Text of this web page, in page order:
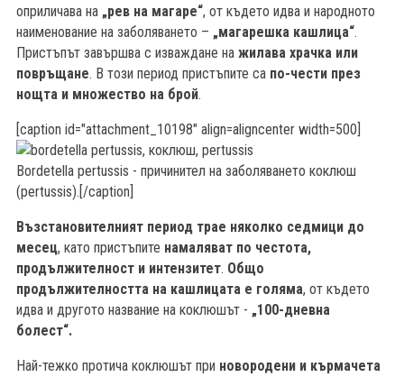
оприличава на „рев на магаре“, от където идва и народното
наименование на заболяването – „магарешка кашлица“.
Пристъпът завършва с изваждане на жилава храчка или
повръщане. В този период пристъпите са по-чести през
нощта и множество на брой.
[caption id="attachment_10198" align=aligncenter width=500]
Bordetella pertussis - причинител на заболяването коклюш
(pertussis).[/caption]
Възстановителният период трае няколко седмици до
месец, като пристъпите намаляват по честота,
продължителност и интензитет. Общо
продължителността на кашлицата е голяма, от където
идва и другото название на коклюшът - „100-дневна
болест“.
Най-тежко протича коклюшът при новородени и кърмачета